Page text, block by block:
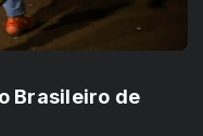
Brasileiro de